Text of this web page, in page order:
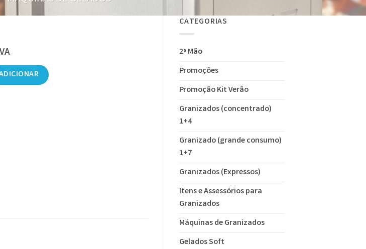
CATEGORIAS
2ª Mão
Promoções
Promoção Kit Verão
Granizados (concentrado)
1+4
Granizado (grande consumo)
1+7
Granizados (Expressos)
Itens e Assessórios para
Granizados
Máquinas de Granizados
Gelados Soft
de sorvete comercial, rendimento de 21-31 l/h, máquina de sorvete cremoso independente de 1670 W e 3